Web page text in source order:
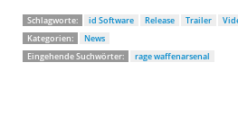
Schlagworte: id Software Release Trailer
Kategorien:
News
Eingehende Suchwörter:
rage waffenarsenal